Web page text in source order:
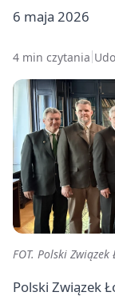
6 maja 2026
4 min czytania
FOT. Polski Związek
Polski Związek